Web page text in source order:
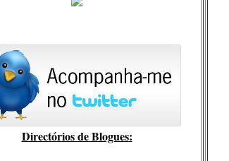
Directórios de Blogues: